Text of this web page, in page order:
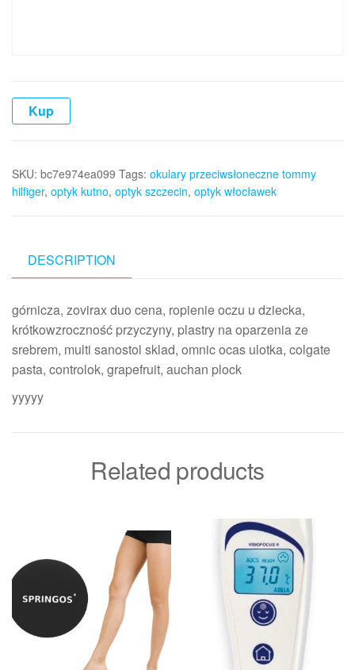
Kup
SKU: bc7e974ea099 Tags: okulary przeciwsłoneczne tommy
hilfiger, optyk kutno, optyk szczecin, optyk włocławek
DESCRIPTION
górnicza, zovirax duo cena, ropienie oczu u dziecka,
krótkowzroczność przyczyny, plastry na oparzenia ze
srebrem, multi sanostol sklad, omnic ocas ulotka, colgate
pasta, controlok, grapefruit, auchan plock
yyyyy
Related products